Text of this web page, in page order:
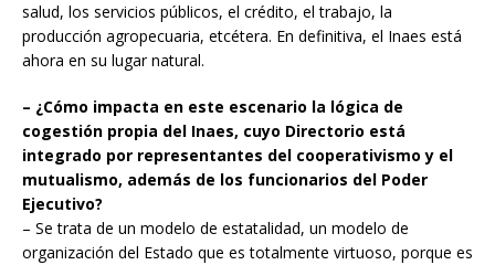
salud, los servicios públicos, el crédito, el trabajo, la
producción agropecuaria, etcétera. En definitiva, el Inaes está
ahora en su lugar natural.
– ¿Cómo impacta en este escenario la lógica de
cogestión propia del Inaes, cuyo Directorio está
integrado por representantes del cooperativismo y el
mutualismo, además de los funcionarios del Poder
Ejecutivo?
– Se trata de un modelo de estatalidad, un modelo de
organización del Estado que es totalmente virtuoso, porque es